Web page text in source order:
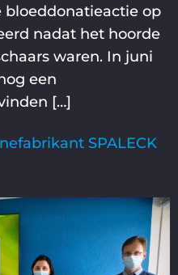
op
nadat het hoorde
waren. In juni
een
[…]
SPALECK